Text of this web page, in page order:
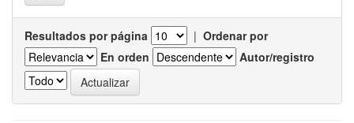
Resultados por página | Ordenar por
En orden
Autor/registro